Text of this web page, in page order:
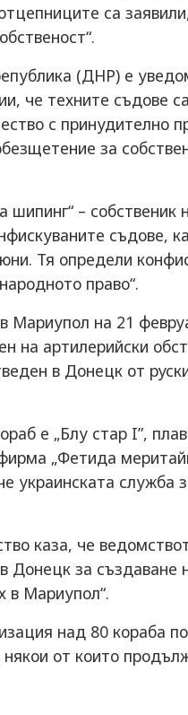
са
(ДНР) е
че техните съдове
с принудително
за
шипинг“ –
съдове,
Тя определи
право“.
Мариупол на 21
на артилерийски
в Донецк от
е „Блу стар I”,
„Фетида
украинската служба
каза, че
Донецк за създаване
в Мариупол“.
над 80 кораба
от които